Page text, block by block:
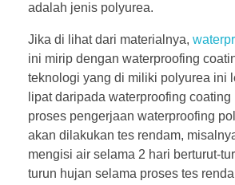
adalah jenis polyurea.
Jika di lihat dari materialnya,
ini mirip dengan waterproofing
teknologi yang di miliki polyurea ini
lipat daripada waterproofing
proses pengerjaan waterproofing
akan dilakukan tes rendam,
mengisi air selama 2 hari berturut-
turun hujan selama proses tes